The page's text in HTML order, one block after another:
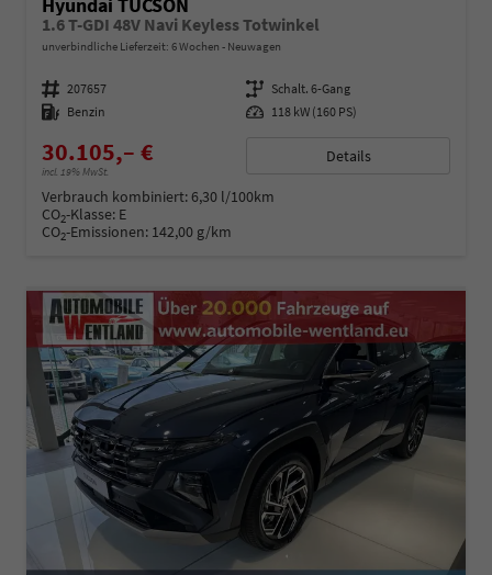
Hyundai TUCSON
1.6 T-GDI 48V Navi Keyless Totwinkel
unverbindliche Lieferzeit: 6 Wochen Neuwagen
Fahrzeugnummer 207657 Getriebe Schalt. 6-Gang
Kraftstoff Benzin Leistung 118 kW (160 PS)
30.105,– €
incl. 19% MwSt.
Details
Verbrauch kombiniert:6,30 l/100km
CO2-Klasse: E
CO2-Emissionen: 142,00 g/km